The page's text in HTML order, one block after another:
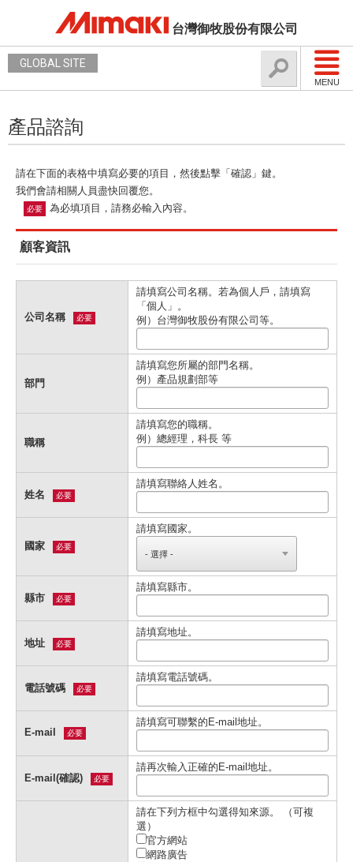
台灣御牧股份有限公司
MENU
GLOBAL SITE
產品諮詢
請在下面的表格中填寫必要的項目，然後點擊「確認」鍵。
我們會請相關人員盡快回覆您。
必要 為必填項目，請務必輸入內容。
顧客資訊
公司名稱 必要
請填寫公司名稱。若為個人戶，請填寫
「個人」。
例）台灣御牧股份有限公司等。
部門
請填寫您所屬的部門名稱。
例）產品規劃部等
職稱
請填寫您的職稱。
例）總經理，科長 等
姓名 必要
請填寫聯絡人姓名。
國家 必要
請填寫國家。
縣市 必要
請填寫縣市。
地址 必要
請填寫地址。
電話號碼 必要
請填寫電話號碼。
E-mail 必要
請填寫可聯繫的E-mail地址。
E-mail(確認) 必要
請再次輸入正確的E-mail地址。
請在下列⽅框中勾選得知來源。 （可複
選）
官⽅網站
網路廣告